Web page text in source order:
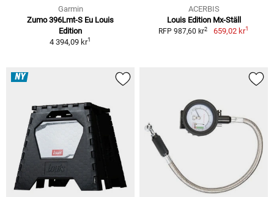
Garmin
Zumo 396Lmt-S Eu Louis
Edition
4 394,09 kr1
ACERBIS
Louis Edition Mx-Ställ
RFP 987,60 kr2 659,02 kr1
NY